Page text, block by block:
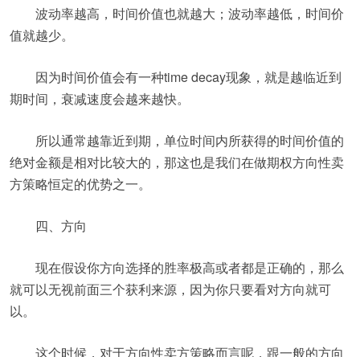
波动率越高，时间价值也就越大；波动率越低，时间价
值就越少。
因为时间价值会有一种time decay现象，就是越临近到
期时间，衰减速度会越来越快。
所以通常越靠近到期，单位时间内所获得的时间价值的
绝对金额是相对比较大的，那这也是我们在做期权方向性卖
方策略恒定的优势之一。
四、方向
现在假设你方向选择的胜率极高或者都是正确的，那么
就可以无视前面三个获利来源，因为你只要看对方向就可
以。
这个时候，对于方向性卖方策略而言呢，跟一般的方向